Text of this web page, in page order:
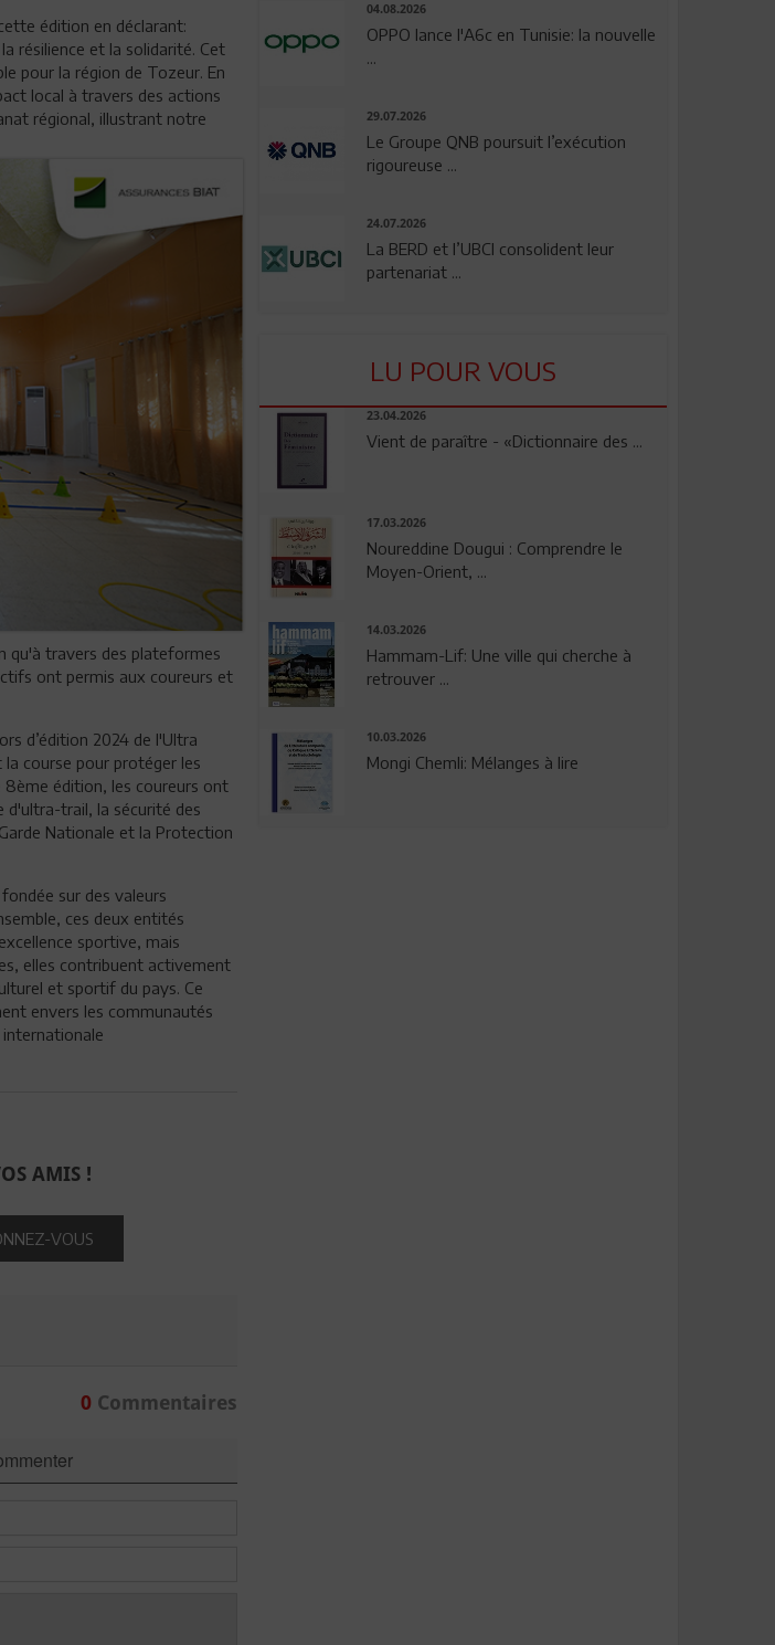
édition en déclarant:
résilience et la solidarité. Cet
pour la région de Tozeur. En
local à travers des actions
régional, illustrant notre
qu'à travers des plateformes
ont permis aux coureurs et
d’édition 2024 de l'Ultra
course pour protéger les
8ème édition, les coureurs ont
d'ultra-trail, la sécurité des
Nationale et la Protection
sur des valeurs
ces deux entités
sportive, mais
elles contribuent activement
et sportif du pays. Ce
envers les communautés
AMIS !
VOUS
0Commentaires
04.08.2026
OPPO lance l'A6c en Tunisie: la nouvelle
29.07.2026
Le Groupe QNB poursuit l’exécution
rigoureuse ...
24.07.2026
La BERD et l’UBCI consolident leur
partenariat ...
LU POUR VOUS
23.04.2026
Vient de paraître - «Dictionnaire des ...
17.03.2026
Noureddine Dougui : Comprendre le
Moyen-Orient, ...
14.03.2026
Hammam-Lif: Une ville qui cherche à
retrouver ...
10.03.2026
Mongi Chemli: Mélanges à lire